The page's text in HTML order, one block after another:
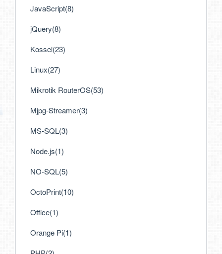
JavaScript(8)
jQuery(8)
Kossel(23)
Linux(27)
Mikrotik RouterOS(53)
Mjpg-Streamer(3)
MS-SQL(3)
Node.js(1)
NO-SQL(5)
OctoPrint(10)
Office(1)
Orange Pi(1)